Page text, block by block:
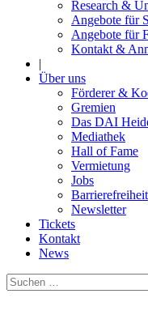
Research &
Angebote für
Angebote für
Kontakt &
|
Über uns
Förderer &
Gremien
Das DAI
Mediathek
Hall of Fame
Vermietung
Jobs
Barrierefreiheit
Newsletter
Tickets
Kontakt
News
Suchen
nach: